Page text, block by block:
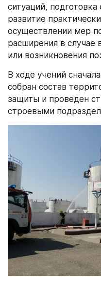
ситуаций,
развитие
осуществлении мер
расширения в случае
или возникновения
В ходе учений
собран состав
защиты и проведен
строевыми